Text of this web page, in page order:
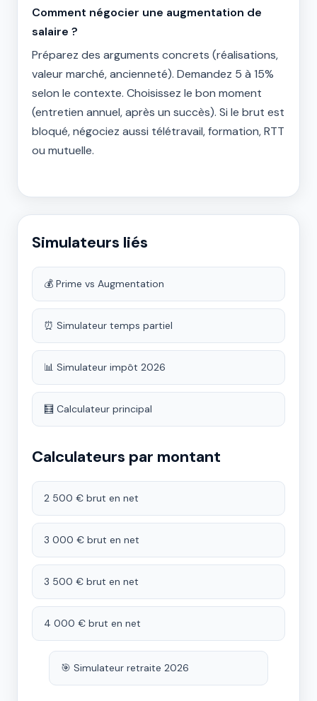
Comment négocier une augmentation de
salaire ?
Préparez des arguments concrets (réalisations,
valeur marché, ancienneté). Demandez 5 à 15%
selon le contexte. Choisissez le bon moment
(entretien annuel, après un succès). Si le brut est
bloqué, négociez aussi télétravail, formation, RTT
ou mutuelle.
Simulateurs liés
💰 Prime vs Augmentation
⏰ Simulateur temps partiel
📊 Simulateur impôt 2026
🧮 Calculateur principal
Calculateurs par montant
2 500 € brut en net
3 000 € brut en net
3 500 € brut en net
4 000 € brut en net
🎯 Simulateur retraite 2026